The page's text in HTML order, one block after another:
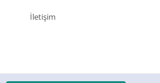
İletişim